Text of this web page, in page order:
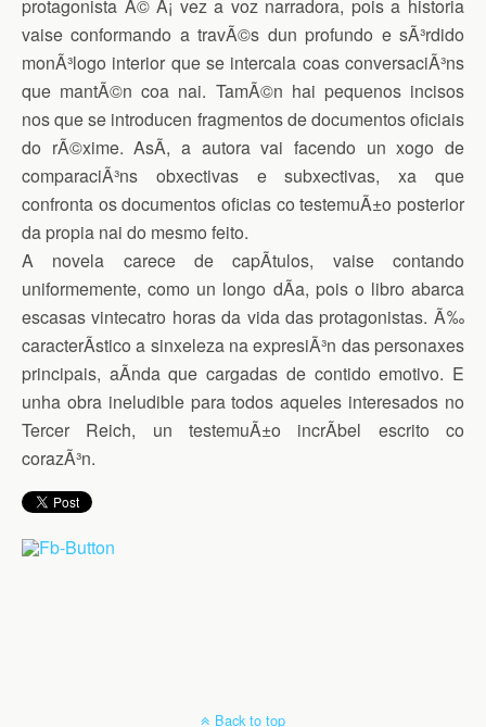
protagonista Ã© Ã¡ vez a voz narradora, pois a historia
vaise conformando a travÃ©s dun profundo e sÃ³rdido
monÃ³logo interior que se intercala coas conversaciÃ³ns
que mantÃ©n coa nai. TamÃ©n hai pequenos incisos
nos que se introducen fragmentos de documentos oficiais
do rÃ©xime. AsÃ­, a autora vai facendo un xogo de
comparaciÃ³ns obxectivas e subxectivas, xa que
confronta os documentos oficias co testemuÃ±o posterior
da propia nai do mesmo feito.
A novela carece de capÃ­tulos, vaise contando
uniformemente, como un longo dÃ­a, pois o libro abarca
escasas vintecatro horas da vida das protagonistas. Ã‰
caracterÃ­stico a sinxeleza na expresiÃ³n das personaxes
principais, aÃ­nda que cargadas de contido emotivo. E
unha obra ineludible para todos aqueles interesados no
Tercer Reich, un testemuÃ±o incrÃ­bel escrito co
corazÃ³n.
Back to top